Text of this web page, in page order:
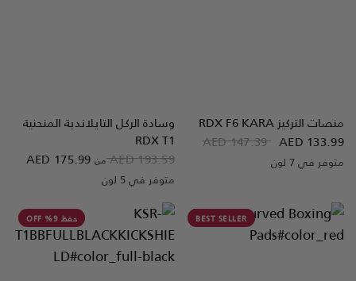
نظرة سريعةمنصات التركيز RDXF6 KARA
AED 147.39 AED 133.99
Black
Golden
Red
Blue متوفر في 7 لون
نظرة سريعة
وسادة الركل التايلاندية المنحنية
RDXT1
AED 193.59 منAED 175.99
Black
Red
Blue
White متوفر في 5 لون
BEST SELLER حفظ 9% OFF